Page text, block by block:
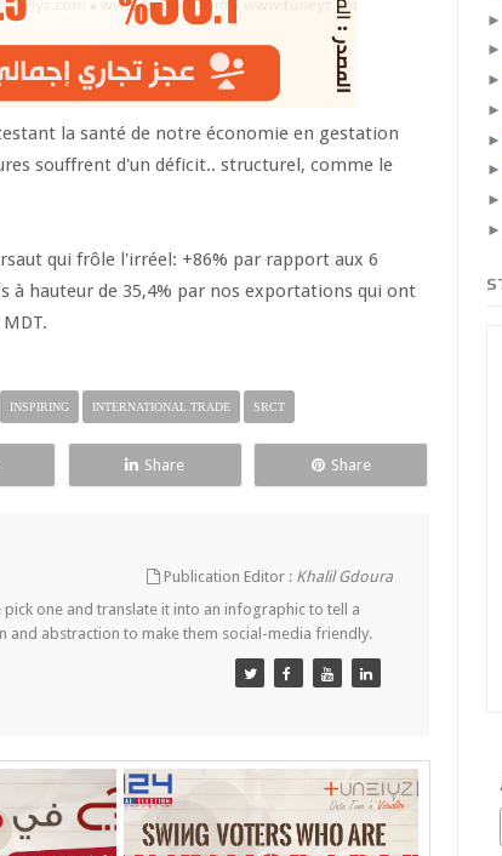
la santé de notre économie en gestation
souffrent d'un déficit.. structurel, comme le
qui frôle l'irréel: +86% par rapport aux 6
à hauteur de 35,4% par nos exportations qui ont
INSPIRING INTERNATIONAL TRADE SRCT
Share Share
Publication Editor : Khalil Gdoura
pick one and translate it into an infographic to tell a
and abstraction to make them social-media friendly.
►
►
►
►
►
►
►
►